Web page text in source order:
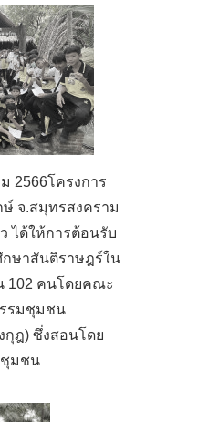
2566โครงการ
จ.สมุทรสงคราม
ได้ให้การต้อนรับ
ษาสันติราษฎร์ใน
102 คนโดยคณะ
รมชุมชน
กุฎ) ซึ่งสอนโดย
มชน